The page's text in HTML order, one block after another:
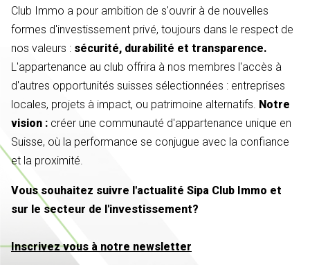
Club Immo a pour ambition de s'ouvrir à de nouvelles
formes d'investissement privé, toujours dans le respect de
nos valeurs : sécurité, durabilité et transparence.
L'appartenance au club offrira à nos membres l'accès à
d'autres opportunités suisses sélectionnées : entreprises
locales, projets à impact, ou patrimoine alternatifs. Notre
vision : créer une communauté d'appartenance unique en
Suisse, où la performance se conjugue avec la confiance
et la proximité.
Vous souhaitez suivre l'actualité Sipa Club Immo et
sur le secteur de l'investissement?
Inscrivez vous à notre newsletter